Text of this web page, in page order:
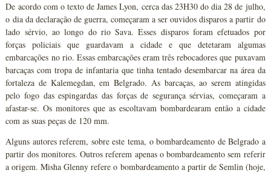
De acordo com o texto de James Lyon, cerca das 23H30 do dia 28 de julho,
o dia da declaração de guerra, começaram a ser ouvidos disparos a partir do
lado sérvio, ao longo do rio Sava. Esses disparos foram efetuados por
forças policiais que guardavam a cidade e que detetaram algumas
embarcações no rio. Essas embarcações eram três rebocadores que puxavam
barcaças com tropa de infantaria que tinha tentado desembarcar na área da
fortaleza de Kalemegdan, em Belgrado. As barcaças, ao serem atingidas
pelo fogo das espingardas das forças de segurança sérvias, começaram a
afastar-se. Os monitores que as escoltavam bombardearam então a cidade
com as suas peças de 120 mm.
Alguns autores referem, sobre este tema, o bombardeamento de Belgrado a
partir dos monitores. Outros referem apenas o bombardeamento sem referir
a origem. Misha Glenny refere o bombardeamento a partir de Semlin (hoje,